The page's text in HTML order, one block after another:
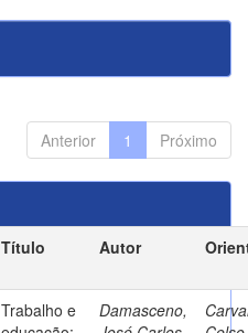
Anterior 1 Próximo
Título Autor
Trabalho e
Damasceno,